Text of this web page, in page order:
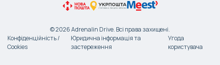
©2026Adrenalin Drive. Всі права захищені.
Конфіденційність /
Cookies
Юридична інформація та
застереження
Угода
користувача